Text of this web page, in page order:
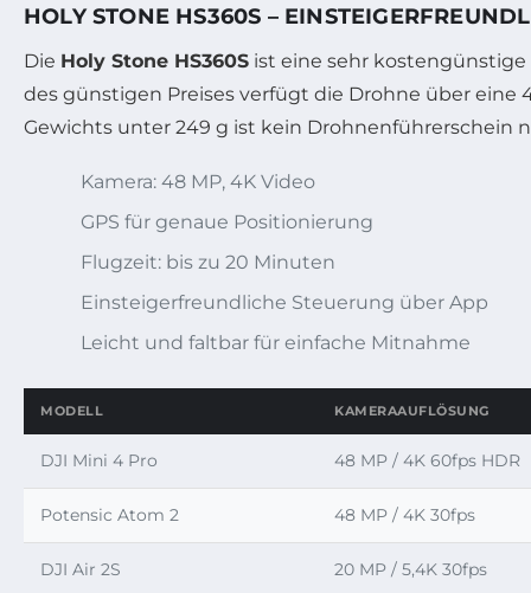
HOLY STONE HS360S –
Die Holy Stone HS360S ist eine sehr
des günstigen Preises verfügt die Drohne über eine
Gewichts unter 249 g ist kein Drohnenführerschein
Kamera: 48 MP, 4K Video
GPS für genaue Positionierung
Flugzeit: bis zu 20 Minuten
Einsteigerfreundliche Steuerung über App
Leicht und faltbar für einfache Mitnahme
MODELL KAMERAAUFLÖSUNG
DJI Mini 4 Pro 48 MP / 4K 60fps HDR
Potensic Atom 2 48 MP / 4K 30fps
DJI Air 2S 20 MP / 5,4K 30fps